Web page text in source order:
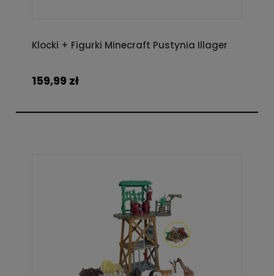
Klocki + Figurki Minecraft Pustynia Illager
159,99 zł